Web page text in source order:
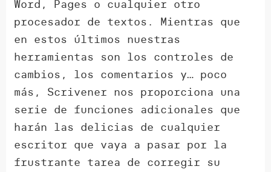
Word, Pages o cualquier otro
procesador de textos. Mientras que
en estos últimos nuestras
herramientas son los controles de
cambios, los comentarios y… poco
más, Scrivener nos proporciona una
serie de funciones adicionales que
harán las delicias de cualquier
escritor que vaya a pasar por la
frustrante tarea de corregir su